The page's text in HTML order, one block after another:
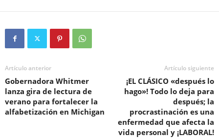
Artículo anterior
Gobernadora Whitmer
lanza gira de lectura de
verano para fortalecer la
alfabetización en Michigan
Artículo siguiente
¡EL CLÁSICO «después lo
hago»! Todo lo deja para
después; la
procrastinación es una
enfermedad que afecta la
vida personal y ¡LABORAL!